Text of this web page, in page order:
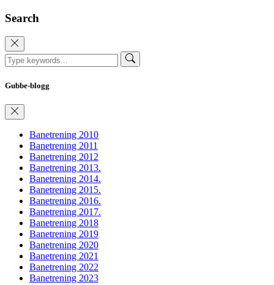
Search
Gubbe-blogg
Banetrening 2010
Banetrening 2011
Banetrening 2012
Banetrening 2013.
Banetrening 2014.
Banetrening 2015.
Banetrening 2016.
Banetrening 2017.
Banetrening 2018
Banetrening 2019
Banetrening 2020
Banetrening 2021
Banetrening 2022
Banetrening 2023